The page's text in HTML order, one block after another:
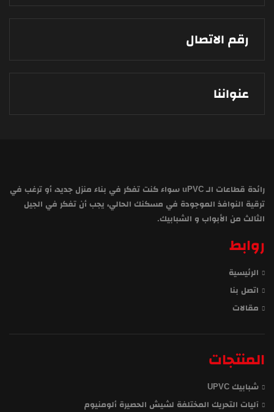
رقم الاتصال
عنواننا
رائدة قطاعات الـ uPVC سواء كنت تفكر في بناء منزل جديد، أو ترغب في
ترقية النوافذ الموجودة في مسكنك الحالي، يجب أن تفكر في الجيل
الثالث من الأبواب و الشبابيك.
روابط
الرئيسية
اتصل بنا
مقالات
المنتجات
شبابيك UPVC
آليات التحريك المختلفة لشيش الحصيرة ألومنيوم